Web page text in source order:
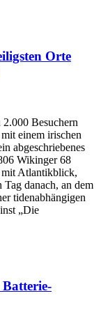
Orte
Besuchern
einem irischen
abgeschriebenes
Wikinger 68
mit Atlantikblick,
danach, an dem
tidenabhängigen
„Die